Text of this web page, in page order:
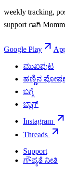
weekly tracking,
support ಗಾಗಿ
Google Play
ಮುಖಪುಟ
ಹಣ್ಣಿನ
ಬಗ್ಗೆ
ಬ್ಲಾಗ್
Instagram
Threads
Support
ಗೌಪ್ಯತೆ ನೀತಿ